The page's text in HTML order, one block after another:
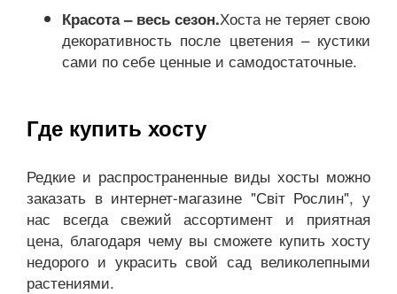
Красота – весь сезон.Хоста не теряет свою
декоративность после цветения – кустики
сами по себе ценные и самодостаточные.
Где купить хосту
Редкие и распространенные виды хосты можно
заказать в интернет-магазине "Світ Рослин", у
нас всегда свежий ассортимент и приятная
цена, благодаря чему вы сможете купить хосту
недорого и украсить свой сад великолепными
растениями.